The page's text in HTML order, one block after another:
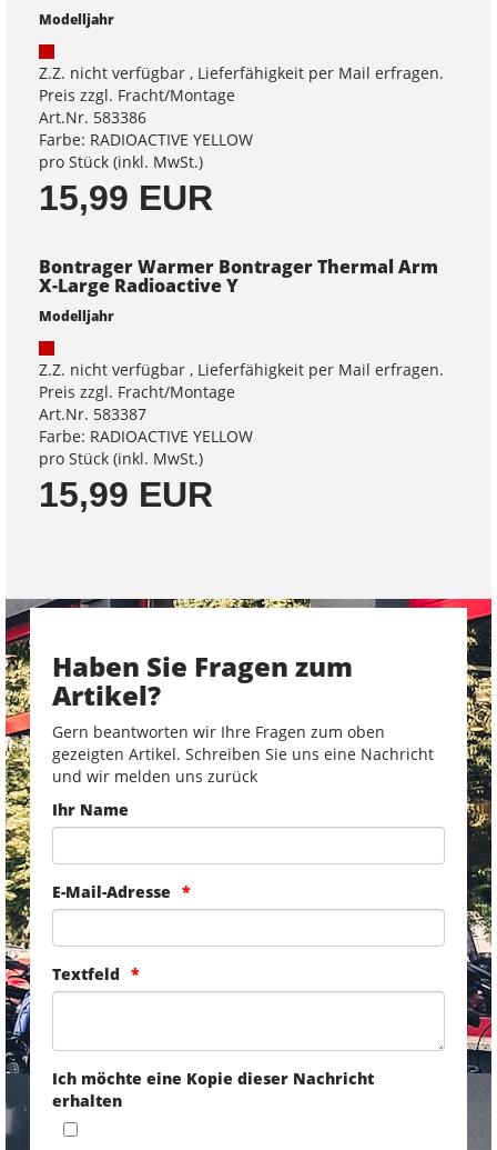
Modelljahr
Z.Z. nicht verfügbar , Lieferfähigkeit per Mail erfragen.
Preis zzgl. Fracht/Montage
Art.Nr. 583386
Farbe: RADIOACTIVE YELLOW
pro Stück (inkl. MwSt.)
15,99 EUR
Bontrager Warmer Bontrager Thermal Arm
X-Large Radioactive Y
Modelljahr
Z.Z. nicht verfügbar , Lieferfähigkeit per Mail erfragen.
Preis zzgl. Fracht/Montage
Art.Nr. 583387
Farbe: RADIOACTIVE YELLOW
pro Stück (inkl. MwSt.)
15,99 EUR
Haben Sie Fragen zum
Artikel?
Gern beantworten wir Ihre Fragen zum oben
gezeigten Artikel. Schreiben Sie uns eine Nachricht
und wir melden uns zurück
Ihr Name
E-Mail-Adresse
Textfeld
Ich möchte eine Kopie dieser Nachricht
erhalten